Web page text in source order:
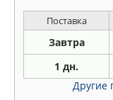
Поставка
Завтра
1 дн.
Другие